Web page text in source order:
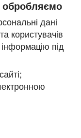
обробляємо
дані
користувачів
під